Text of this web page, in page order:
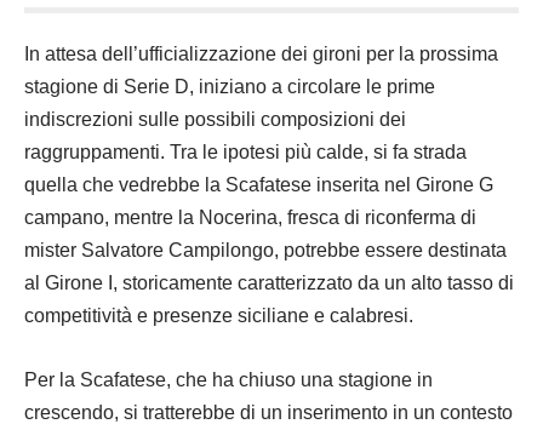
In attesa dell’ufficializzazione dei gironi per la prossima
stagione di Serie D, iniziano a circolare le prime
indiscrezioni sulle possibili composizioni dei
raggruppamenti. Tra le ipotesi più calde, si fa strada
quella che vedrebbe la Scafatese inserita nel Girone G
campano, mentre la Nocerina, fresca di riconferma di
mister Salvatore Campilongo, potrebbe essere destinata
al Girone I, storicamente caratterizzato da un alto tasso di
competitività e presenze siciliane e calabresi.
Per la Scafatese, che ha chiuso una stagione in
crescendo, si tratterebbe di un inserimento in un contesto